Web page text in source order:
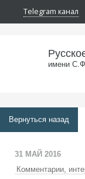
Telegram канал
имени
Вернуться назад
31 МАЙ 2016
Комментарии,